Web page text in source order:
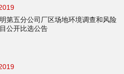
第五分公司厂区场地环境调查和风险
公开比选公告